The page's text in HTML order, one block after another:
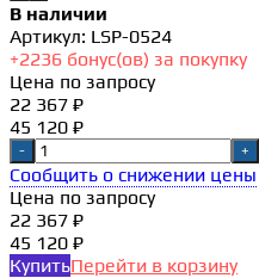
В наличии
Артикул: LSP-0524
+2236 бонус(ов) за покупку
Цена по запросу
22 367 ₽
45 120 ₽
- +
Сообщить о снижении цены
Цена по запросу
22 367 ₽
45 120 ₽
КупитьПерейти в корзину